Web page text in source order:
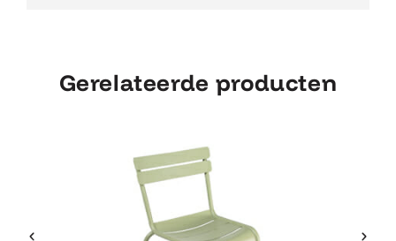
Gerelateerde producten